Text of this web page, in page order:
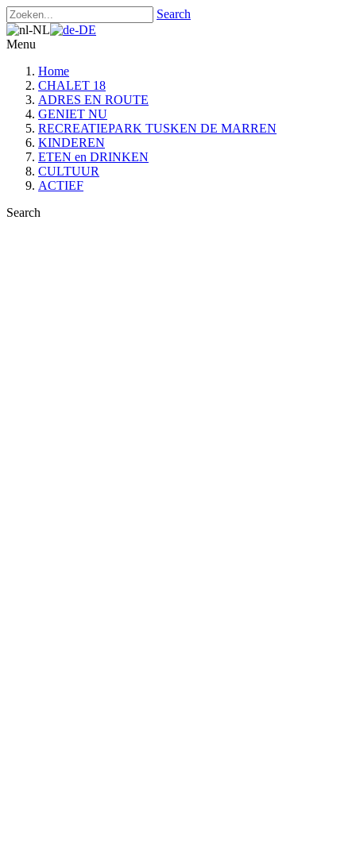
Search
Menu
Home
CHALET 18
ADRES EN ROUTE
GENIET NU
RECREATIEPARK TUSKEN DE MARREN
KINDEREN
ETEN en DRINKEN
CULTUUR
ACTIEF
Search